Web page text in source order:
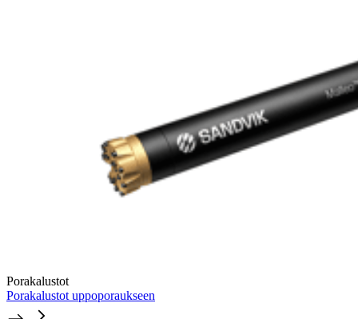
Porakalustot
Porakalustot uppoporaukseen